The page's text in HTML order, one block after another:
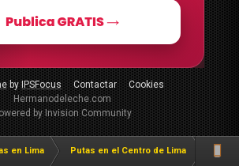
byIPSFocus Contactar
Cookies
Hermanodeleche.com
by Invision Community
en Lima Putas en el Centro de Lima